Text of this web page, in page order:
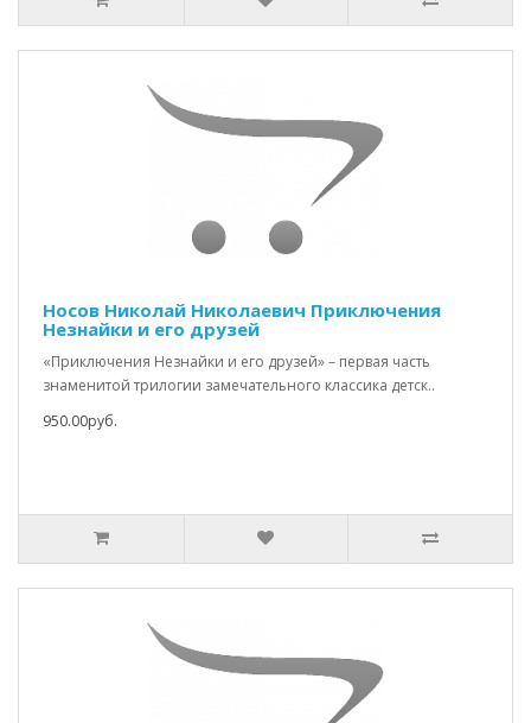
Носов Николай Николаевич Приключения
Незнайки и его друзей
«Приключения Незнайки и его друзей» – первая часть
знаменитой трилогии замечательного классика детск..
950.00руб.